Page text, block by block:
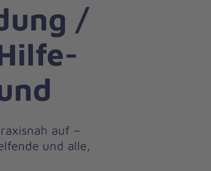
/
auf –
und alle,